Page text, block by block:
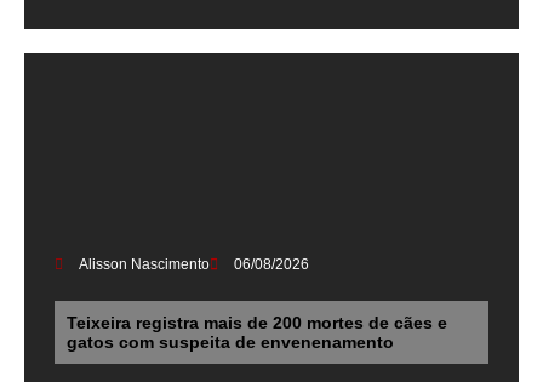
Alisson Nascimento 06/08/2026
Teixeira registra mais de 200 mortes de cães e
gatos com suspeita de envenenamento